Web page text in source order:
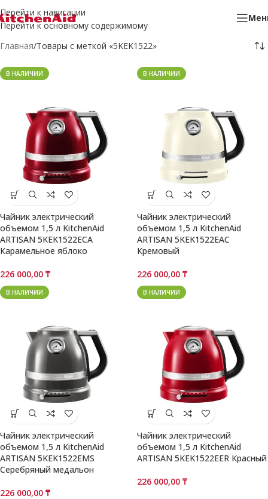
Перейти к навигации
Перейти к основному содержимому
Главная Товары с меткой «5KEK1522»
В НАЛИЧИИ
Чайник электрический
объемом 1,5 л KitchenAid
ARTISAN 5KEK1522ECA
Карамельное яблоко
226 000,00 ₸
В НАЛИЧИИ
Чайник электрический
объемом 1,5 л KitchenAid
ARTISAN 5KEK1522EAC
Кремовый
226 000,00 ₸
В НАЛИЧИИ
Чайник электрический
объемом 1,5 л KitchenAid
ARTISAN 5KEK1522EMS
Серебряный медальон
226 000,00 ₸
В НАЛИЧИИ
Чайник электрический
объемом 1,5 л KitchenAid
ARTISAN 5KEK1522EER Красный
226 000,00 ₸